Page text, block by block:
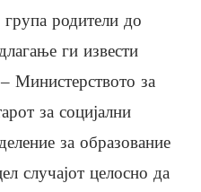
група родители до
ги извести
Министерството за
за социјални
за образование
случајот целосно да